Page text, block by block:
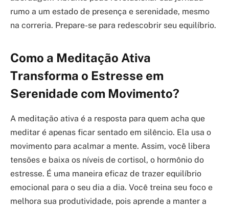
rumo a um estado de presença e serenidade, mesmo
na correria. Prepare-se para redescobrir seu equilíbrio.
Como a Meditação Ativa
Transforma o Estresse em
Serenidade com Movimento?
A meditação ativa é a resposta para quem acha que
meditar é apenas ficar sentado em silêncio. Ela usa o
movimento para acalmar a mente. Assim, você libera
tensões e baixa os níveis de cortisol, o hormônio do
estresse. É uma maneira eficaz de trazer equilíbrio
emocional para o seu dia a dia. Você treina seu foco e
melhora sua produtividade, pois aprende a manter a